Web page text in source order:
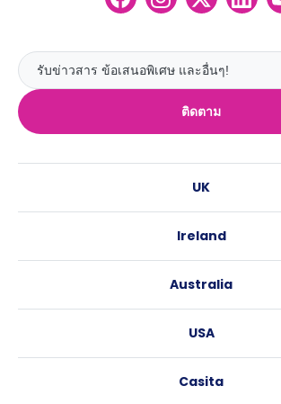
ติดตาม
UK
กลาสโกว
เอดินเบอระ
ลีดส์
Ireland
Australia
บริสเบน
USA
Casita